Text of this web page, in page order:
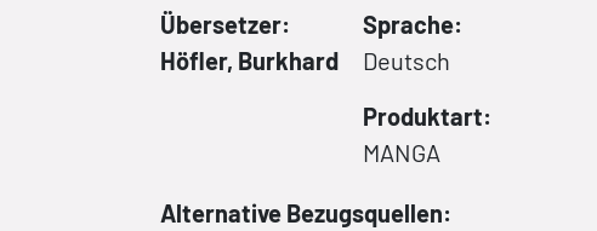
Übersetzer:
Höfler, Burkhard
Sprache:
Deutsch
Produktart:
MANGA
Alternative Bezugsquellen: